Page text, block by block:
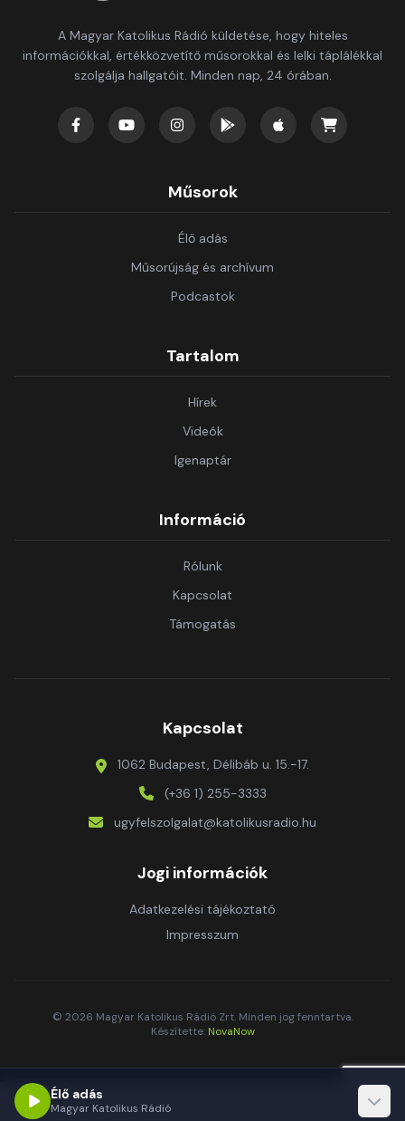
A Magyar Katolikus Rádió küldetése, hogy hiteles
információkkal, értékközvetítő műsorokkal és lelki táplálékkal
szolgálja hallgatóit. Minden nap, 24 órában.
Műsorok
Élő adás
Műsorújság és archívum
Podcastok
Tartalom
Hírek
Videók
Igenaptár
Információ
Rólunk
Kapcsolat
Támogatás
Kapcsolat
1062 Budapest, Délibáb u. 15.-17.
(+36 1) 255-3333
ugyfelszolgalat@katolikusradio.hu
Jogi információk
Adatkezelési tájékoztató
Impresszum
© 2026 Magyar Katolikus Rádió Zrt. Minden jog fenntartva.
Készítette: NovaNow
Élő adás
Magyar Katolikus Rádió